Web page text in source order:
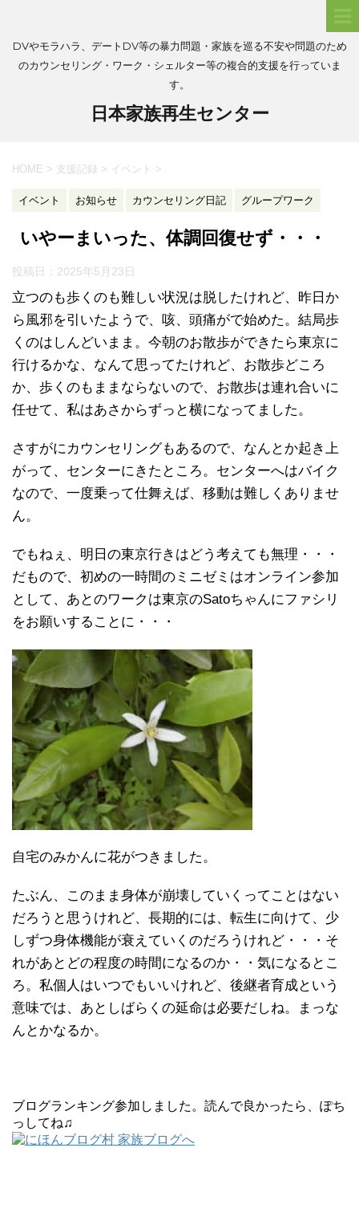
DVやモラハラ、デートDV等の暴力問題・家族を巡る不安や問題のため
のカウンセリング・ワーク・シェルター等の複合的支援を行っていま
す。
日本家族再生センター
HOME > 支援記録 > イベント >
イベント お知らせ カウンセリング日記 グループワーク
いやーまいった、体調回復せず・・・
投稿日： 2025年5月23日
立つのも歩くのも難しい状況は脱したけれど、昨日か
ら風邪を引いたようで、咳、頭痛がで始めた。結局歩
くのはしんどいまま。今朝のお散歩ができたら東京に
行けるかな、なんて思ってたけれど、お散歩どころ
か、歩くのもままならないので、お散歩は連れ合いに
任せて、私はあさからずっと横になってました。
さすがにカウンセリングもあるので、なんとか起き上
がって、センターにきたところ。センターへはバイク
なので、一度乗って仕舞えば、移動は難しくありませ
ん。
でもねぇ、明日の東京行きはどう考えても無理・・・
だもので、初めの一時間のミニゼミはオンライン参加
として、あとのワークは東京のSatoちゃんにファシリ
をお願いすることに・・・
自宅のみかんに花がつきました。
たぶん、このまま身体が崩壊していくってことはない
だろうと思うけれど、長期的には、転生に向けて、少
しずつ身体機能が衰えていくのだろうけれど・・・そ
れがあとどの程度の時間になるのか・・気になるとこ
ろ。私個人はいつでもいいけれど、後継者育成という
意味では、あとしばらくの延命は必要だしね。まっな
んとかなるか。
ブログランキング参加しました。読んで良かったら、ぽち
っしてね♫